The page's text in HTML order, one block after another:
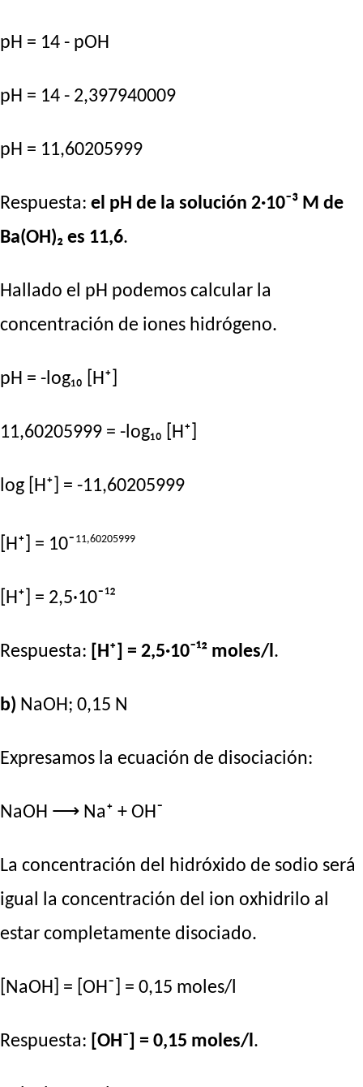
pH = 14 - pOH
pH = 14 - 2,397940009
pH = 11,60205999
Respuesta: el pH de la solución 2·10⁻³ M de
Ba(OH)₂ es 11,6.
Hallado el pH podemos calcular la
concentración de iones hidrógeno.
pH = -log₁₀ [H⁺]
11,60205999 = -log₁₀ [H⁺]
log [H⁺] = -11,60205999
[H⁺] = 10⁻ 11,60205999
[H⁺] = 2,5·10⁻¹²
Respuesta: [H⁺] = 2,5·10⁻¹² moles/l .
b) NaOH; 0,15 N
Expresamos la ecuación de disociación:
NaOH ⟶ Na⁺ + OH⁻
La concentración del hidróxido de sodio será
igual la concentración del ion oxhidrilo al
estar completamente disociado.
[NaOH] = [OH⁻] = 0,15 moles/l
Respuesta: [OH⁻] = 0,15 moles/l .